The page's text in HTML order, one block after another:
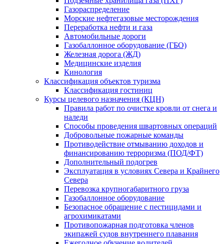
Газораспределение
Морские нефтегазовые месторождения
Переработка нефти и газа
Автомобильные дороги
Газобаллонное оборудование (ГБО)
Железная дорога (ЖД)
Медицинские изделия
Кинология
Классификация объектов туризма
Классификация гостиниц
Курсы целевого назначения (КЦН)
Правила работ по очистке кровли от снега и
наледи
Способы проведения швартовных операций
Добровольные пожарные команды
Противодействие отмыванию доходов и
финансированию терроризма (ПОД/ФТ)
Дополнительный подогрев
Эксплуатация в условиях Севера и Крайнего
Севера
Перевозка крупногабаритного груза
Газобаллонное оборудование
Безопасное обращение с пестицидами и
агрохимикатами
Противопожарная подготовка членов
экипажей судов внутреннего плавания